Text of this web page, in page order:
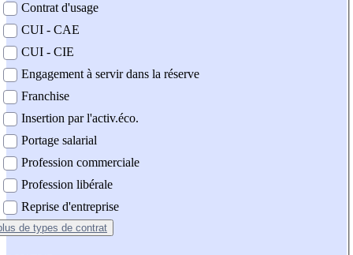
Contrat d'usage
CUI - CAE
CUI - CIE
Engagement à servir dans la réserve
Franchise
Insertion par l'activ.éco.
Portage salarial
Profession commerciale
Profession libérale
Reprise d'entreprise
de types de contrat